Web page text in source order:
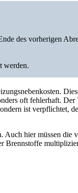
des vorherigen
werden.
oft fehlerhaft. Der
ist verpflichtet,
Auch hier müssen die
Brennstoffe